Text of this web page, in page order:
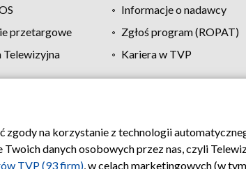
Informacje o nadawcy
przetargowe Zgłoś program (ROPAT)
Telewizyjna Kariera w TVP
Polityka prywatności Moje zgody
na korzystanie z technologii
danych osobowych przez nas, czyli
TVP (93 firm), w celach marketingowych (w